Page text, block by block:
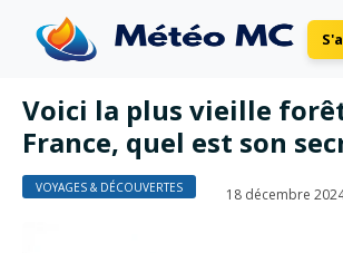
Voici la plus vieille
France, quel est son
VOYAGES & DÉCOUVERTES 18 décembre